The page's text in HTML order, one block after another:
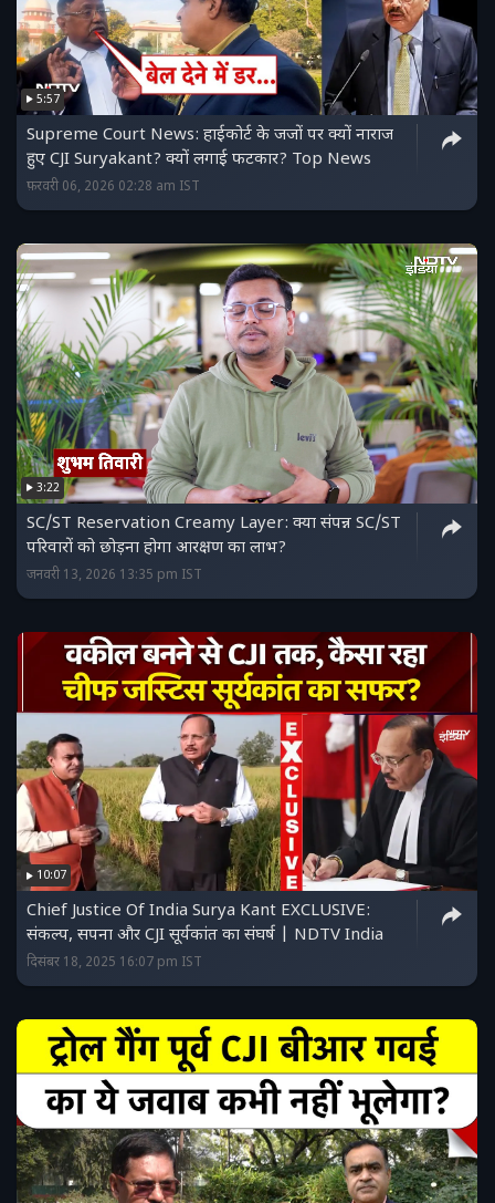
5:57
Supreme Court News: हाईकोर्ट के जजों पर क्यों नाराज
हुए CJI Suryakant? क्यों लगाई फटकार? Top News
फ़रवरी 06, 2026 02:28 am IST
3:22
SC/ST Reservation Creamy Layer: क्या संपन्न SC/ST
परिवारों को छोड़ना होगा आरक्षण का लाभ?
जनवरी 13, 2026 13:35 pm IST
10:07
Chief Justice Of India Surya Kant EXCLUSIVE:
संकल्प, सपना और CJI सूर्यकांत का संघर्ष | NDTV India
दिसंबर 18, 2025 16:07 pm IST